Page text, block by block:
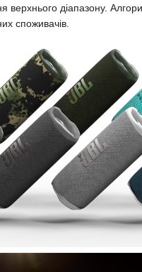
верхнього діапазону.
споживачів.